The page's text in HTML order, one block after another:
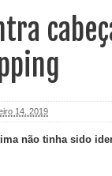
14, 2019
não tinha sido